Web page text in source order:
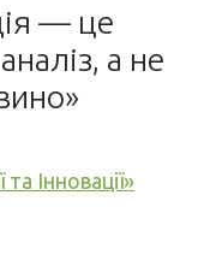
— це
а не
Інновації»